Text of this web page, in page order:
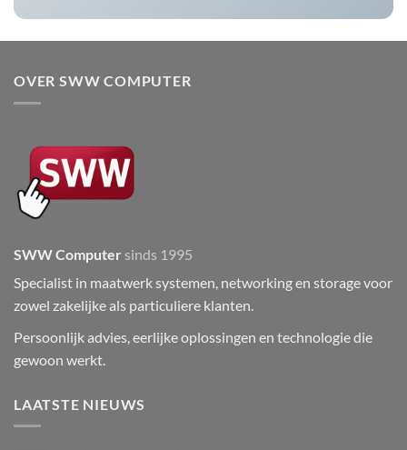
OVER SWW COMPUTER
SWW Computer sinds 1995
Specialist in maatwerk systemen, networking en storage voor
zowel zakelijke als particuliere klanten.
Persoonlijk advies, eerlijke oplossingen en technologie die
gewoon werkt.
LAATSTE NIEUWS